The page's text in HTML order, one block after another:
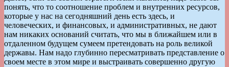
понять, что то соотношение проблем и внутренних ресурсов,
которые у нас на сегодняшний день есть здесь, и
человеческих, и финансовых, и административных, не дают
нам никаких оснований считать, что мы в ближайшем или в
отдаленном будущем сумеем претендовать на роль великой
державы. Нам надо глубинно пересматривать представление о
своем месте в этом мире и выстраивать совершенно другую